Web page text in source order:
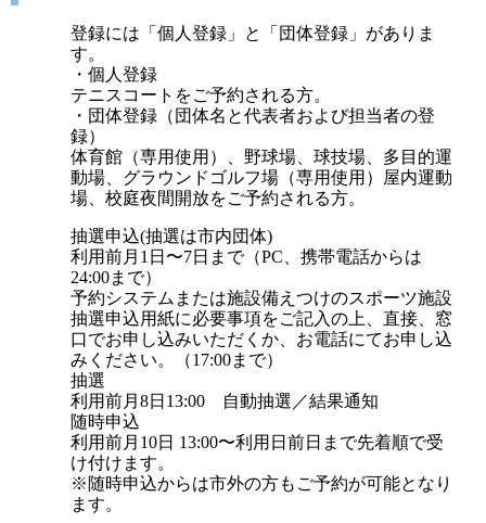
登録には「個人登録」と「団体登録」がありま
す。
・個人登録
テニスコートをご予約される方。
・団体登録（団体名と代表者および担当者の登
録）
体育館（専用使用）、野球場、球技場、多目的運
動場、グラウンドゴルフ場（専用使用）屋内運動
場、校庭夜間開放をご予約される方。
抽選申込(抽選は市内団体)
利用前月1日〜7日まで（PC、携帯電話からは
24:00まで）
予約システムまたは施設備えつけのスポーツ施設
抽選申込用紙に必要事項をご記入の上、直接、窓
口でお申し込みいただくか、お電話にてお申し込
みください。（17:00まで）
抽選
利用前月8日13:00 自動抽選／結果通知
随時申込
利用前月10日 13:00〜利用日前日まで先着順で受
け付けます。
※随時申込からは市外の方もご予約が可能となり
ます。